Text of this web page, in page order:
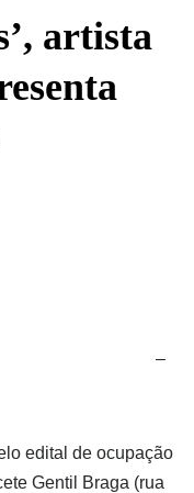
artista
–
edital de ocupação
Gentil Braga (rua